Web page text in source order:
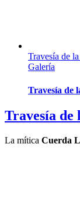
Travesía de
Galería
Travesía de
Travesía
La mítica Cuerda